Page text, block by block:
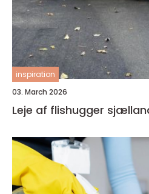
inspiration
03. March 2026
Leje af flishugger